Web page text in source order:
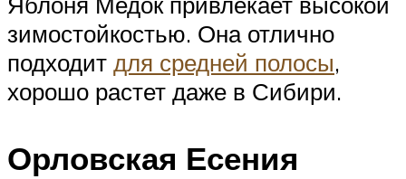
зимостойкостью. Она отлично
подходит для средней полосы,
хорошо растет даже в Сибири.
Орловская Есения